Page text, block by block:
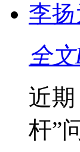
李
全文
近
杆”